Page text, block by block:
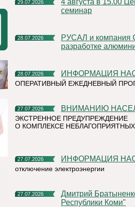
29.07.2026
4 августа в 15.00 Центр «Мой бизнес» Коми проведет
семинар
28.07.2026
РУСАЛ и компания Grand Line заключили соглашение о
разработке
28.07.2026 ИНФОРМАЦИЯ
ОПЕРАТИВНЫЙ ЕЖЕДНЕВНЫЙ
27.07.2026 ВНИМАНИЮ
ЭКСТРЕННОЕ ПРЕДУПРЕЖДЕНИЕ
О КОМПЛЕКСЕ
27.07.2026 ИНФОРМАЦИЯ
отключение электроэнергии
27.07.2026
Дмитрий Братыненко о реализации проекта "Команда
Республики Коми"